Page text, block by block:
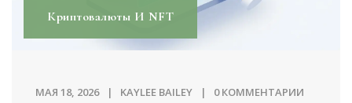
Криптовалюты И NFT
МАЯ 18, 2026 KAYLEE BAILEY 0 КОММЕНТАРИИ